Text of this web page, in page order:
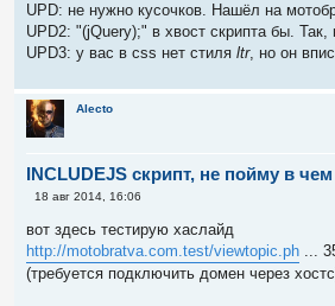
UPD: не нужно кусочков. Нашёл на
UPD2: "(jQuery);" в хвост скрипта бы. Так,
UPD3: у вас в css нет стиля ltr, но он
Alecto
INCLUDEJS скрипт, не пойму в
С
б
щ
е
н
18 авг 2014, 16:06
вот здесь тестирую хаслайд
http://motobratva.com.test/viewtopic.ph ...
(требуется подключить домен через